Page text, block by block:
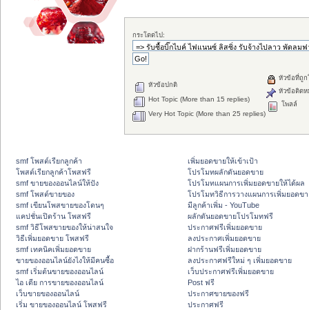
กระโดดไป:
หัวข้อปกติ
Hot Topic (More than 15 replies)
Very Hot Topic (More than 25 replies)
หัวข้อที่ถู
หัวข้อติดห
โพลล์
smf โพสต์เรียกลูกค้า
โพสต์เรียกลูกค้าโพสฟรี
smf ขายของออนไลน์ให้ปัง
smf โพสต์ขายของ
smf เขียนโพสขายของโดนๆ
แคปชั่นเปิดร้าน โพสฟรี
smf วิธีโพสขายของให้น่าสนใจ
วิธีเพิ่มยอดขาย โพสฟรี
smf เทคนิคเพิ่มยอดขาย
ขายของออนไลน์ยังไงให้มีคนซื้อ
smf เริ่มต้นขายของออนไลน์
ไอ เดีย การขายของออนไลน์
เว็บขายของออนไลน์
เริ่ม ขายของออนไลน์ โพสฟรี
เพิ่มยอดขายให้เข้าเป้า
โปรโมทผลักดันยอดขาย
โปรโมทแผนการเพิ่มยอดขายให้ได้ผล
โปรโมทวิธีการวางแผนการเพิ่มยอดข
มีลูกค้าเพิ่ม - YouTube
ผลักดันยอดขายโปรโมทฟรี
ประกาศฟรีเพิ่มยอดขาย
ลงประกาศเพิ่มยอดขาย
ฝากร้านฟรีเพิ่มยอดขาย
ลงประกาศฟรีใหม่ ๆ เพิ่มยอดขาย
เว็บประกาศฟรีเพิ่มยอดขาย
Post ฟรี
ประกาศขายของฟรี
ประกาศฟรี